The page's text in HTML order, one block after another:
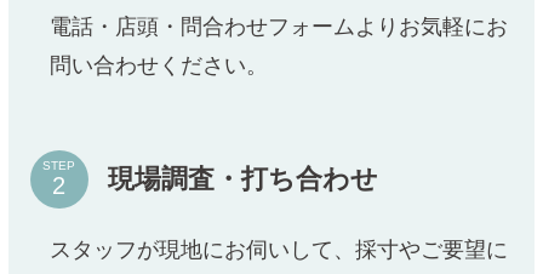
電話・店頭・問合わせフォームよりお気軽にお
問い合わせください。
STEP 現場調査・打ち合わせ
スタッフが現地にお伺いして、採寸やご要望に